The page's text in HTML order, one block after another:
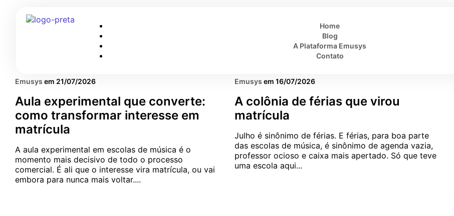
Home
Blog
A Plataforma Emusys
Contato
Emusys em 21/07/2026
Aula experimental que converte:
como transformar interesse em
matrícula
A aula experimental em escolas de música é o
momento mais decisivo de todo o processo
comercial. É ali que o interesse vira matrícula, ou vai
embora para nunca mais voltar....
Emusys em 16/07/2026
A colônia de férias que virou
matrícula
Julho é sinônimo de férias. E férias, para boa parte
das escolas de música, é sinônimo de agenda vazia,
professor ocioso e caixa mais apertado. Só que teve
uma escola aqui...